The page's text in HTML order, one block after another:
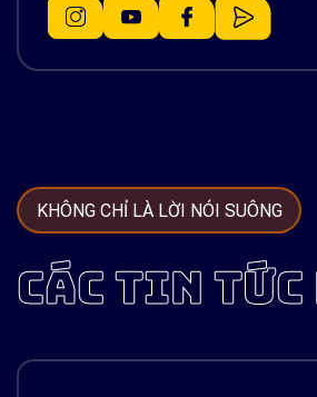
KHÔNG CHỈ LÀ LỜI NÓI SUÔNG
CÁC TIN TỨC